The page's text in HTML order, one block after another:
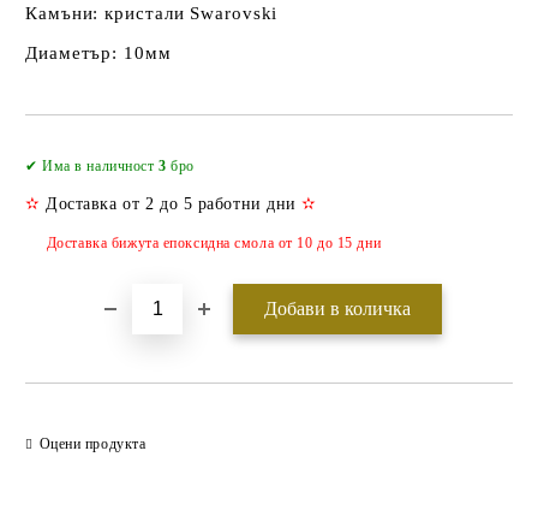
Камъни: кристали Swarovski
Диаметър: 10мм
✔ Има в наличност3 бро
✫ Доставка от 2 до 5 работни дни✫
Доставка бижута епоксидна смола от 10 до 15 дни
Оцени продукта